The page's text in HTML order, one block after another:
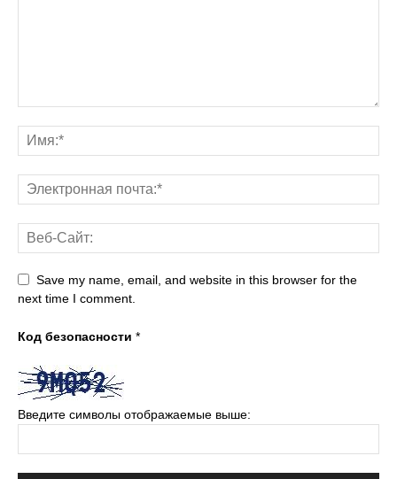
Save my name, email, and website in this browser for the
next time I comment.
Код безопасности *
Введите символы отображаемые выше: